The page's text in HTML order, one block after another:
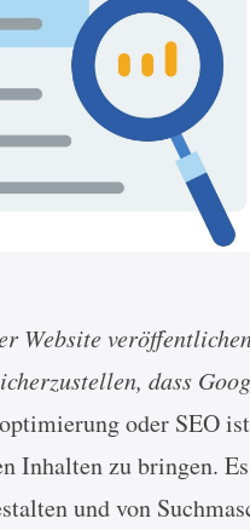
Website
dass
oder SEO
Inhalten zu bringen.
und von